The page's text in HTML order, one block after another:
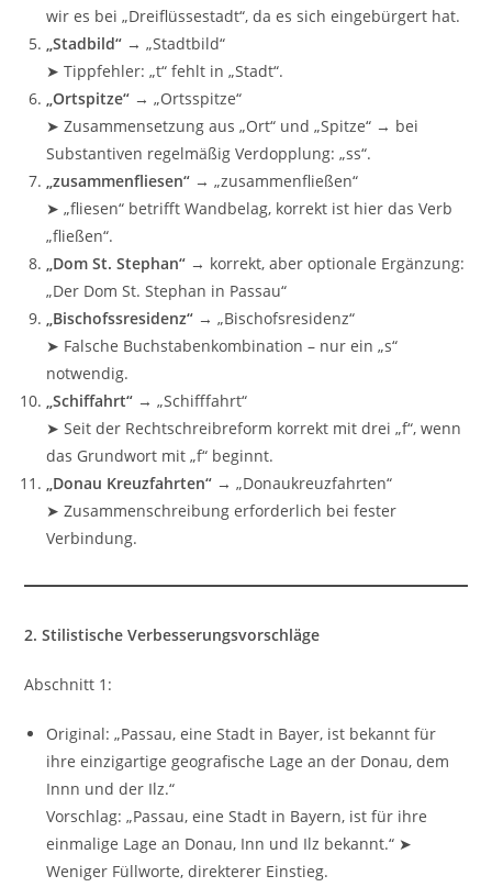
wir es bei „Dreiflüssestadt“, da es sich eingebürgert hat.
„Stadbild“ → „Stadtbild“
➤ Tippfehler: „t“ fehlt in „Stadt“.
„Ortspitze“ → „Ortsspitze“
➤ Zusammensetzung aus „Ort“ und „Spitze“ → bei
Substantiven regelmäßig Verdopplung: „ss“.
„zusammenfliesen“ → „zusammenfließen“
➤ „fliesen“ betrifft Wandbelag, korrekt ist hier das Verb
„fließen“.
„Dom St. Stephan“ → korrekt, aber optionale Ergänzung:
„Der Dom St. Stephan in Passau“
„Bischofssresidenz“ → „Bischofsresidenz“
➤ Falsche Buchstabenkombination – nur ein „s“
notwendig.
„Schiffahrt“ → „Schifffahrt“
➤ Seit der Rechtschreibreform korrekt mit drei „f“, wenn
das Grundwort mit „f“ beginnt.
„Donau Kreuzfahrten“ → „Donaukreuzfahrten“
➤ Zusammenschreibung erforderlich bei fester
Verbindung.
2. Stilistische Verbesserungsvorschläge
Abschnitt 1:
Original: „Passau, eine Stadt in Bayer, ist bekannt für
ihre einzigartige geografische Lage an der Donau, dem
Innn und der Ilz.“
Vorschlag: „Passau, eine Stadt in Bayern, ist für ihre
einmalige Lage an Donau, Inn und Ilz bekannt.“ ➤
Weniger Füllworte, direkterer Einstieg.